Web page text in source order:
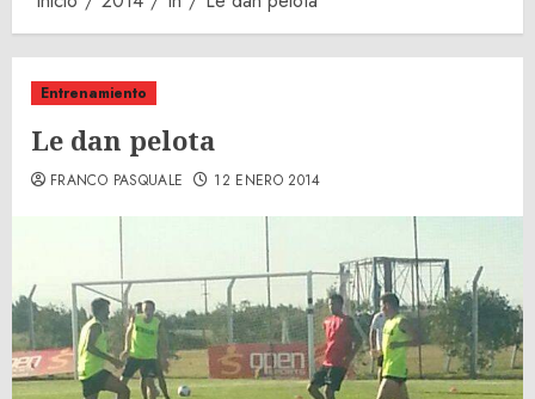
Entrenamiento
Le dan pelota
FRANCO PASQUALE 12 ENERO 2014